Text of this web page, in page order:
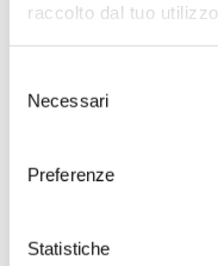
raccolto dal tuo
delNecessari
Preferenze
Statistiche
Tipo di vendita
Asincrona
Termine
Udienza terminata:
Cauzione